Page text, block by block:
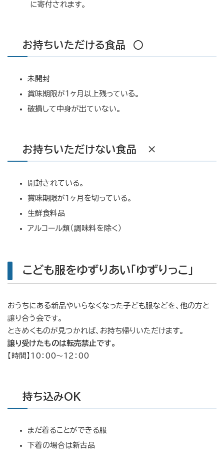
に寄付されます。
お持ちいただける食品 ○
未開封
賞味期限が1ヶ月以上残っている。
破損して中身が出ていない。
お持ちいただけない食品 ×
開封されている。
賞味期限が1ヶ月を切っている。
生鮮食料品
アルコール類（調味料を除く）
こども服をゆずりあい「ゆずりっこ」
おうちにある新品やいらなくなった子ども服などを、他の方と
譲り合う会です。
ときめくものが見つかれば、お持ち帰りいただけます。
譲り受けたものは転売禁止です。
【時間】10：00〜12：00
持ち込みOK
まだ着ることができる服
下着の場合は新古品